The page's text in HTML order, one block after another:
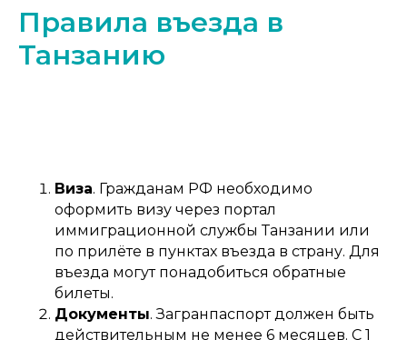
Правила въезда в
Танзанию
Виза. Гражданам РФ необходимо
оформить визу через портал
иммиграционной службы Танзании или
по прилёте в пунктах въезда в страну. Для
въезда могут понадобиться обратные
билеты.
Документы. Загранпаспорт должен быть
действительным не менее 6 месяцев. С 1